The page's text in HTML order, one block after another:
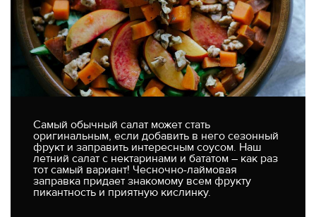
Самый обычный салат может стать
оригинальным, если добавить в него сезонный
фрукт и заправить интересным соусом. Наш
летний салат с нектаринами и бататом – как раз
тот самый вариант! Чесночно-лаймовая
заправка придает знакомому всем фрукту
пикантность и приятную кислинку.